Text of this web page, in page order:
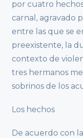
por cuatro
carnal, agravado
entre las que se
preexistente, la
contexto de
tres hermanos
sobrinos de los
Los hechos
De acuerdo con